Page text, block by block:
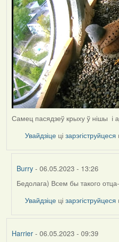
Самец пасядзеў крыху ў нішы і
Увайдзіце цізарэгіструйцеся
Burry - 06.05.2023 - 13:26
In
reply
by
Бедолага) Всем бы такого
Увайдзіце цізарэгіструйцеся
Harrier- 06.05.2023 - 09:39